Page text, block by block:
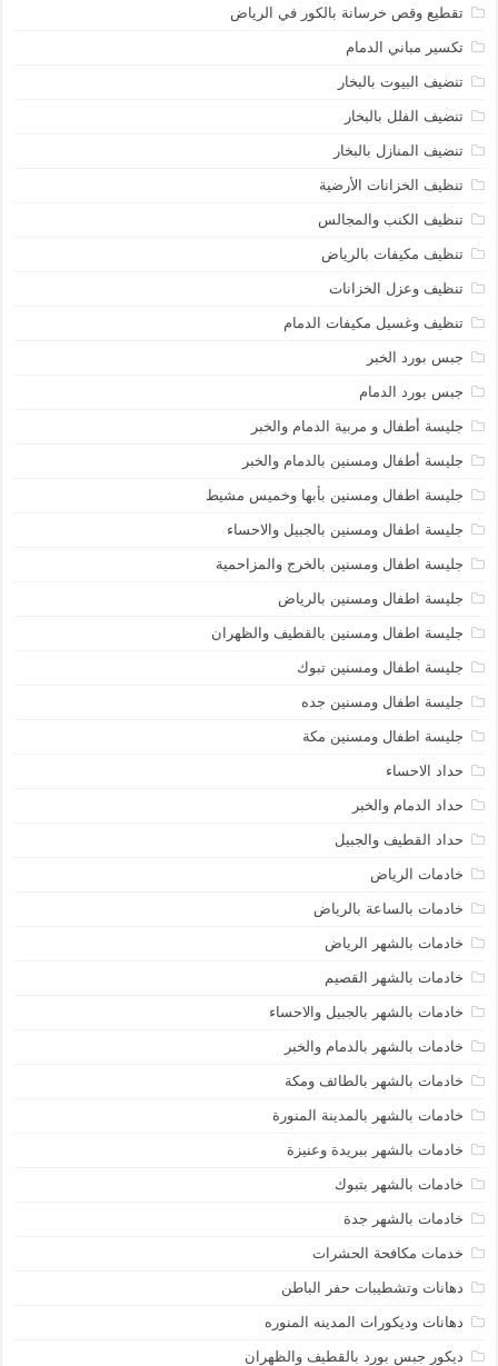
تقطيع وقص خرسانة بالكور في الرياض
تكسير مباني الدمام
تنضيف البيوت بالبخار
تنضيف الفلل بالبخار
تنضيف المنازل بالبخار
تنظيف الخزانات الأرضية
تنظيف الكنب والمجالس
تنظيف مكيفات بالرياض
تنظيف وعزل الخزانات
تنظيف وغسيل مكيفات الدمام
جبس بورد الخبر
جبس بورد الدمام
جليسة أطفال و مربية الدمام والخبر
جليسة أطفال ومسنين بالدمام والخبر
جليسة اطفال ومسنين بأبها وخميس مشيط
جليسة اطفال ومسنين بالجبيل والاحساء
جليسة اطفال ومسنين بالخرج والمزاحمية
جليسة اطفال ومسنين بالرياض
جليسة اطفال ومسنين بالقطيف والظهران
جليسة اطفال ومسنين تبوك
جليسة اطفال ومسنين جده
جليسة اطفال ومسنين مكة
حداد الاحساء
حداد الدمام والخبر
حداد القطيف والجبيل
خادمات الرياض
خادمات بالساعة بالرياض
خادمات بالشهر الرياض
خادمات بالشهر القصيم
خادمات بالشهر بالجبيل والاحساء
خادمات بالشهر بالدمام والخبر
خادمات بالشهر بالطائف ومكة
خادمات بالشهر بالمدينة المنورة
خادمات بالشهر ببريدة وعنيزة
خادمات بالشهر بتبوك
خادمات بالشهر جدة
خدمات مكافحة الحشرات
دهانات وتشطيبات حفر الباطن
دهانات وديكورات المدينه المنوره
ديكور جبس بورد بالقطيف والظهران